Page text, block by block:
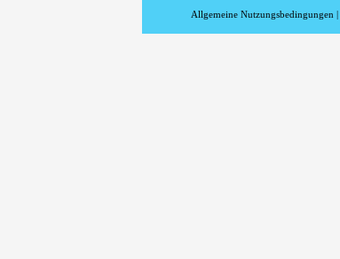
Allgemeine Nutzungsbedingungen |